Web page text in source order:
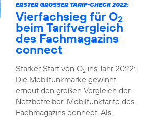
ERSTER GROSSER TARIF-CHECK 2022:
Vierfachsieg für O2
beim Tarifvergleich
des Fachmagazins
connect
Starker Start von O2ins Jahr 2022:
Die Mobilfunkmarke gewinnt
erneut den großen Vergleich der
Netzbetreiber-Mobilfunktarife des
Fachmagazins connect. Als